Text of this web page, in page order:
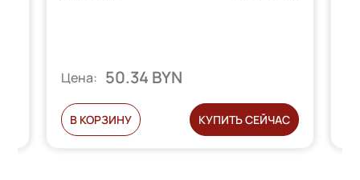
Цена: 50.34 BYN
В КОРЗИНУ КУПИТЬ СЕЙЧАС